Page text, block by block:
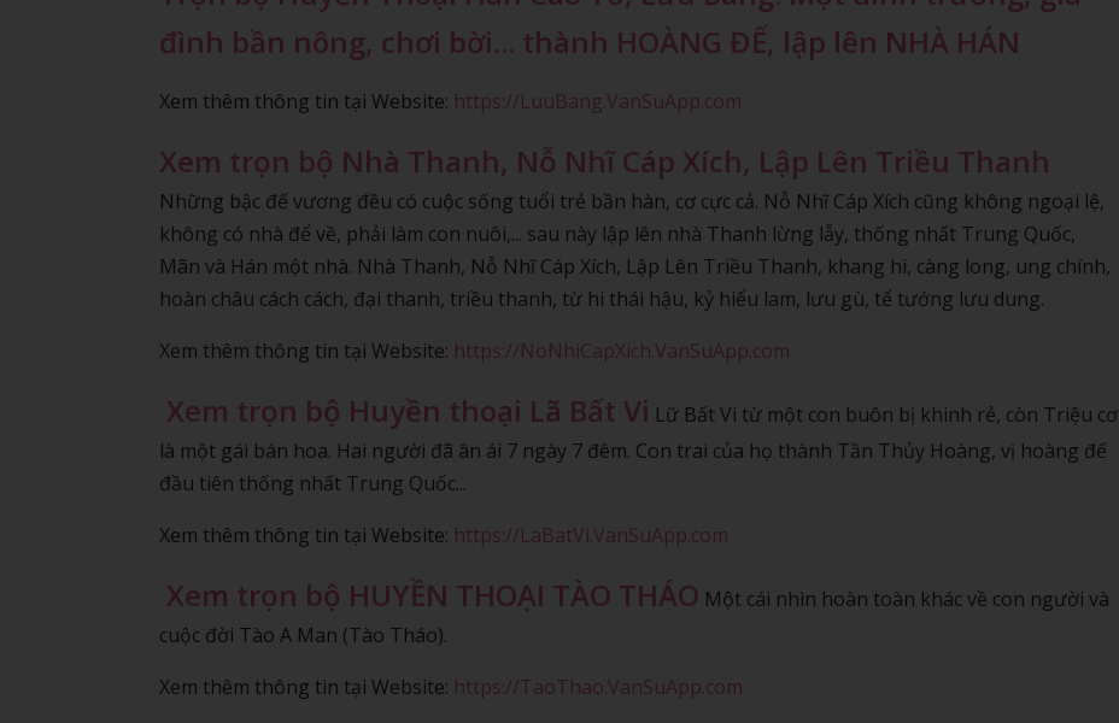
đình bần nông, chơi bời... thành HOÀNG ĐẾ, lập lên NHÀ HÁN
Xem thêm thông tin tại Website: https://LuuBang.VanSuApp.com
Xem trọn bộ Nhà Thanh, Nỗ Nhĩ Cáp Xích, Lập Lên Triều Thanh
Những bậc đế vương đều có cuộc sống tuổi trẻ bần hàn, cơ cực cả. Nỗ Nhĩ Cáp Xích cũng không ngoại lệ,
không có nhà để về, phải làm con nuôi,... sau này lập lên nhà Thanh lừng lẫy, thống nhất Trung Quốc,
Mãn và Hán một nhà. Nhà Thanh, Nỗ Nhĩ Cáp Xích, Lập Lên Triều Thanh, khang hi, càng long, ung chính,
hoàn châu cách cách, đại thanh, triều thanh, từ hi thái hậu, kỷ hiểu lam, lưu gù, tể tướng lưu dung.
Xem thêm thông tin tại Website: https://NoNhiCapXich.VanSuApp.com
Xem trọn bộ Huyền thoại Lã Bất Vi Lữ Bất Vi từ một con buôn bị khinh rẻ, còn Triệu cơ
là một gái bán hoa. Hai người đã ân ái 7 ngày 7 đêm. Con trai của họ thành Tần Thủy Hoàng, vị hoàng đế
đầu tiên thống nhất Trung Quốc...
Xem thêm thông tin tại Website: https://LaBatVi.VanSuApp.com
Xem trọn bộ HUYỀN THOẠI TÀO THÁO Một cái nhìn hoàn toàn khác về con người và
cuộc đời Tào A Man (Tào Tháo).
Xem thêm thông tin tại Website: https://TaoThao.VanSuApp.com